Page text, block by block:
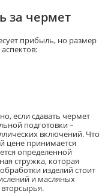
за чермет
прибыль, но размер
если сдавать чермет
подготовки –
включений. Что
цене принимается
определенной
стружка, которая
изделий стоит
и масляных